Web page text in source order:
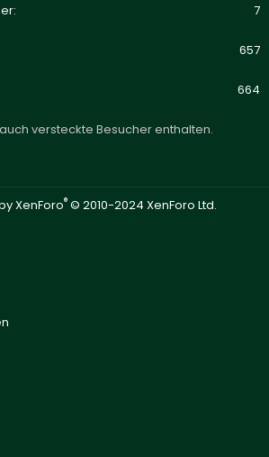
7
657
664
versteckte Besucher enthalten.
XenForo® © 2010-2024 XenForo Ltd.